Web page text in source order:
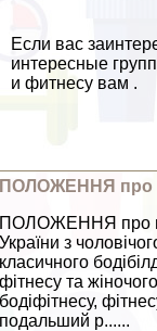
Если вас
интересные
и фитнесу вам .
ПОЛОЖЕННЯ про
ПОЛОЖЕННЯ про
України з
класичного
фітнесу та жіночого
бодіфітнесу,
подальший р......